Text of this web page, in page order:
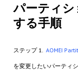
パーティ
する手順
ステップ 1. AOMEI
を変更したいパーティ